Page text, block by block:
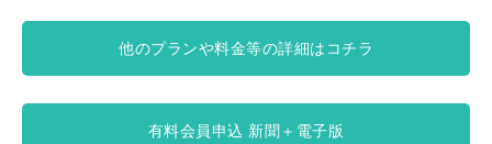
他のプランや料金等の詳細はコチラ
有料会員申込 新聞＋電子版